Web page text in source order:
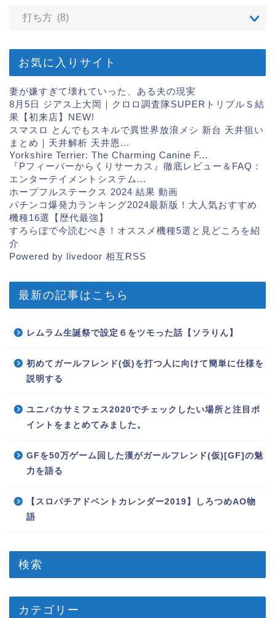
お気に入りサイト
妻が嫌すぎて壊れていった、ある夫の現実
8月5日 ジアス上大岡｜クロロ調査隊SUPERトリプルＳ結
果【初来店】 NEW!
スマスロ とんでもスキルで異世界放浪メシ 新台 天井狙い
まとめ｜天井解析 天井恩...
Yorkshire Terrier: The Charming Canine F...
『Pフィーバーからくりサーカス』徹底レビュー＆FAQ：
エンターテイメントシステム...
ホープフルステークス 2024 結果 動画
パチンコ爆発力ランキング2024最新版！大人気おすすめ
機種16選【歴代最強】
すろらぼで今読むべき！オススメ機種5選と見どころを紹
介
Powered by livedoor 相互RSS
最新の記事はこちら
レムラム生誕祭で設定６をツモった話【ソラりん】
初めてガールフレンド(仮)を打つ人に向けて簡単に仕様を
説明する
ユニバカサミフェス2020でチェックしたい場所と注目ポ
イントをまとめてみました。
GFを50万ゲーム回した漢がガールフレンド(仮)[GF]の魅
力を語る
【スロパチアドベントカレンダー2019】しろつめAO物
語
検索
カテゴリー